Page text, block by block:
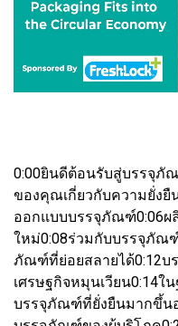
0:00ยินดีต้อนรับสู่บรรจุภั
ของคุณเกี่ยวกับความยั่งยื
ออกแบบบรรจุภัณฑ์0:06ผ
ใหม่0:08ร่วมกับบรรจุภัณ
ภัณฑ์ที่ย่อยสลายได้0:12บ
เศรษฐกิจหมุนเวียน0:14ใ
บรรจุภัณฑ์ที่ยั่งยืนมากขึ้น